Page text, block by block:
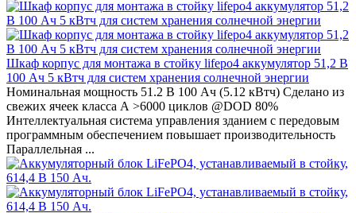
Шкаф корпус для монтажа в стойку lifepo4 аккумулятор 51,2 В
100 Ач 5 кВтч для систем хранения солнечной энергии
Номинальная мощность 51.2 В 100 Ач (5.12 кВтч) Сделано из
свежих ячеек класса А >6000 циклов @DOD 80%
Интеллектуальная система управления зданием с передовым
программным обеспечением повышает производительность
Параллельная ...